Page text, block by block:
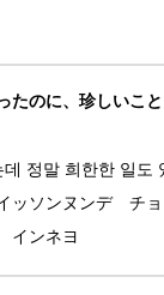
たのに、珍しいこ
정말 희한한 일도
ソンヌンデ チ
ンネヨ